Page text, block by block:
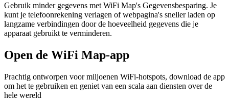
Gebruik minder gegevens met WiFi Map's Gegevensbesparing. Je
kunt je telefoonrekening verlagen of webpagina's sneller laden op
langzame verbindingen door de hoeveelheid gegevens die je
apparaat gebruikt te verminderen.
Open de WiFi Map-app
Prachtig ontworpen voor miljoenen WiFi-hotspots, download de app
om het te gebruiken en geniet van een scala aan diensten over de
hele wereld